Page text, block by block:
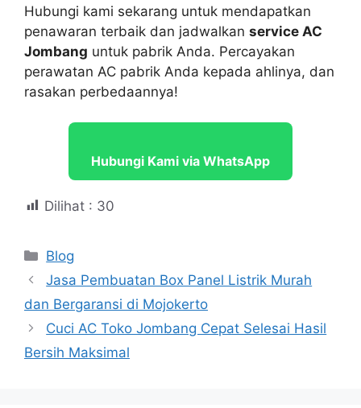
Hubungi kami sekarang untuk mendapatkan
penawaran terbaik dan jadwalkan service AC
Jombang untuk pabrik Anda. Percayakan
perawatan AC pabrik Anda kepada ahlinya, dan
rasakan perbedaannya!
Hubungi Kami via WhatsApp
Dilihat : 30
Kategori
Blog
Jasa Pembuatan Box Panel Listrik Murah
dan Bergaransi di Mojokerto
Cuci AC Toko Jombang Cepat Selesai Hasil
Bersih Maksimal